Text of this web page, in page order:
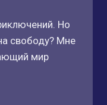
Но
свободу? Мне
мир